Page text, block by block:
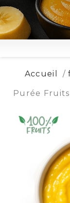
Accueil
Purée Fruits